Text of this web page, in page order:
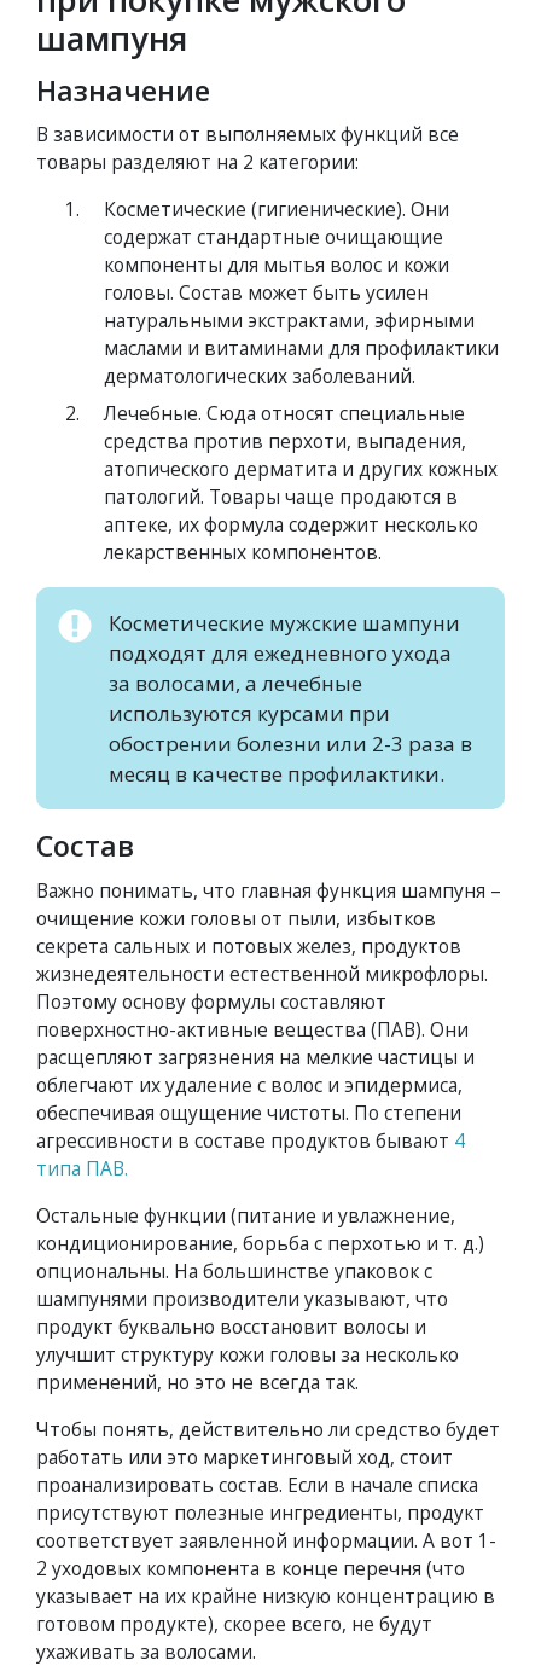
шампуня
Назначение
В зависимости от выполняемых функций все
товары разделяют на 2 категории:
Косметические (гигиенические). Они
содержат стандартные очищающие
компоненты для мытья волос и кожи
головы. Состав может быть усилен
натуральными экстрактами, эфирными
маслами и витаминами для профилактики
дерматологических заболеваний.
Лечебные. Сюда относят специальные
средства против перхоти, выпадения,
атопического дерматита и других кожных
патологий. Товары чаще продаются в
аптеке, их формула содержит несколько
лекарственных компонентов.
Косметические мужские шампуни
подходят для ежедневного ухода
за волосами, а лечебные
используются курсами при
обострении болезни или 2-3 раза в
месяц в качестве профилактики.
Состав
Важно понимать, что главная функция шампуня –
очищение кожи головы от пыли, избытков
секрета сальных и потовых желез, продуктов
жизнедеятельности естественной микрофлоры.
Поэтому основу формулы составляют
поверхностно-активные вещества (ПАВ). Они
расщепляют загрязнения на мелкие частицы и
облегчают их удаление с волос и эпидермиса,
обеспечивая ощущение чистоты. По степени
агрессивности в составе продуктов бывают 4
типа ПАВ.
Остальные функции (питание и увлажнение,
кондиционирование, борьба с перхотью и т. д.)
опциональны. На большинстве упаковок с
шампунями производители указывают, что
продукт буквально восстановит волосы и
улучшит структуру кожи головы за несколько
применений, но это не всегда так.
Чтобы понять, действительно ли средство будет
работать или это маркетинговый ход, стоит
проанализировать состав. Если в начале списка
присутствуют полезные ингредиенты, продукт
соответствует заявленной информации. А вот 1-
2 уходовых компонента в конце перечня (что
указывает на их крайне низкую концентрацию в
готовом продукте), скорее всего, не будут
ухаживать за волосами.